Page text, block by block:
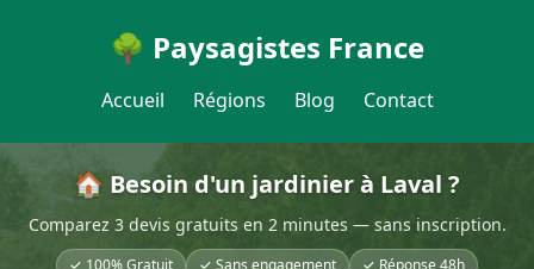
🌳 Paysagistes France
Accueil Régions Blog Contact
🏠 Besoin d'un jardinier à Laval ?
Comparez 3 devis gratuits en 2 minutes — sans inscription.
✓ 100% Gratuit ✓ Sans engagement ✓ Réponse 48h